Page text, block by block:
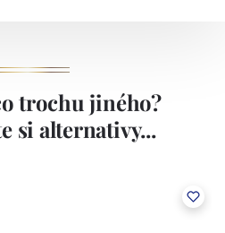
trochu jiného?
si alternativy...